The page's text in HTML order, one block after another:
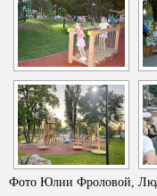
Фото Юлии Фроловой,